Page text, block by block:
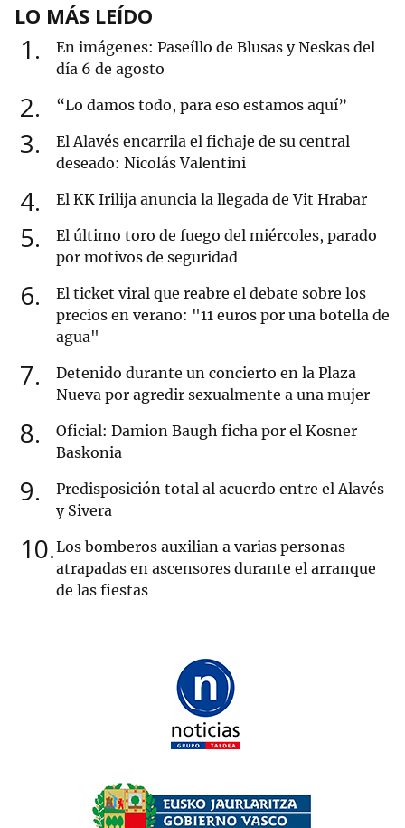
LO MÁS LEÍDO
1
En imágenes: Paseíllo de Blusas y Neskas del
día 6 de agosto
2 “Lo damos todo, para eso estamos aquí”
3
El Alavés encarrila el fichaje de su central
deseado: Nicolás Valentini
4 El KK Irilija anuncia la llegada de Vit Hrabar
5
El último toro de fuego del miércoles, parado
por motivos de seguridad
6
El ticket viral que reabre el debate sobre los
precios en verano: "11 euros por una botella de
agua"
7
Detenido durante un concierto en la Plaza
Nueva por agredir sexualmente a una mujer
8
Oficial: Damion Baugh ficha por el Kosner
Baskonia
9
Predisposición total al acuerdo entre el Alavés
y Sivera
10 Los bomberos auxilian a varias personas
atrapadas en ascensores durante el arranque
de las fiestas